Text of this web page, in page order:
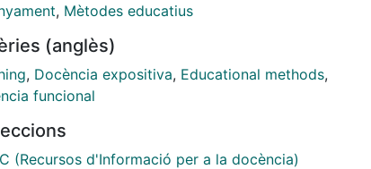
, Mètodes educatius
(anglès)
, Docència expositiva, Educational methods,
funcional
(Recursos d'Informació per a la docència)